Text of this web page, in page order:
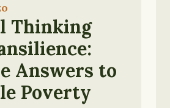
Thinking
Answers to
Poverty